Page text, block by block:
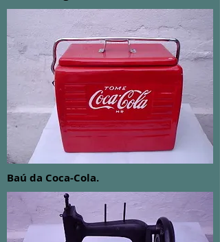
Baú da Coca-Cola.